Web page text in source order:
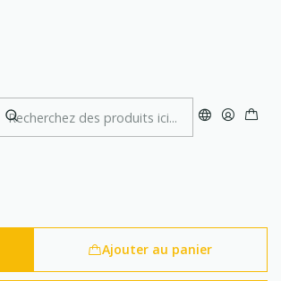
Aonijie Black
Ajouter au panier